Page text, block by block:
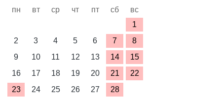
пн вт ср чт пт сб
вс
1
2
3 4 5 6 7
8
9
10 11 12 13 14
15
16
17 18 19 20 21
22
23
24 25 26 27 28